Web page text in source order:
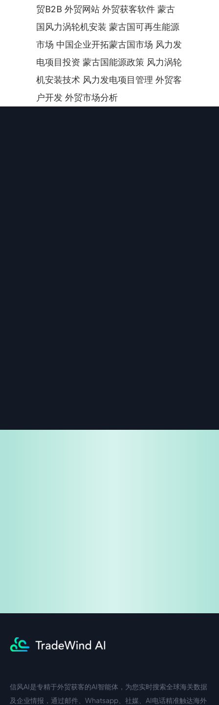
贸B2B 外贸网站 外贸获客软件 蒙古
国风力涡轮机安装 蒙古国可再生能源
市场 中国企业开拓蒙古国市场 风力发
电项目投资 蒙古国能源政策 风力涡轮
机安装技术 风力发电项目管理 外贸客
户开发 外贸市场分析
中文入口
信风AI是专精于外贸获客的AI智能体，为您实时搜索全球海关数据
及企业情报，通过邮件、Whatsapp、社媒、AI电话精准触达海外